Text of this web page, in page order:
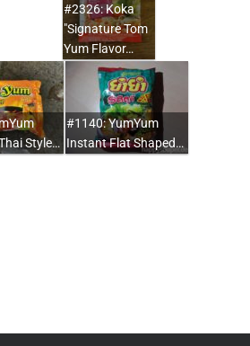
#2326: Koka
"Signature Tom
Yum Flavor…
Style…
#1140: YumYum
Instant Flat Shaped…